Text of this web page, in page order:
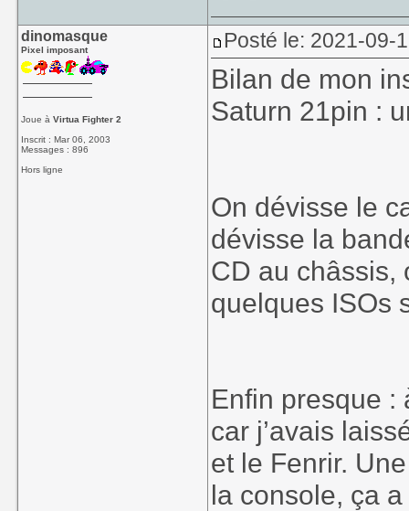
dinomasque
Pixel imposant
Joue àVirtua Fighter 2
Inscrit : Mar 06, 2003
Messages : 896
Hors ligne
Posté le: 2021-09-
Bilan de mon
Saturn 21pin :
On dévisse le
dévisse la
CD au châssis,
quelques ISOs
Enfin presque :
car j’avais
et le Fenrir.
la console, ça